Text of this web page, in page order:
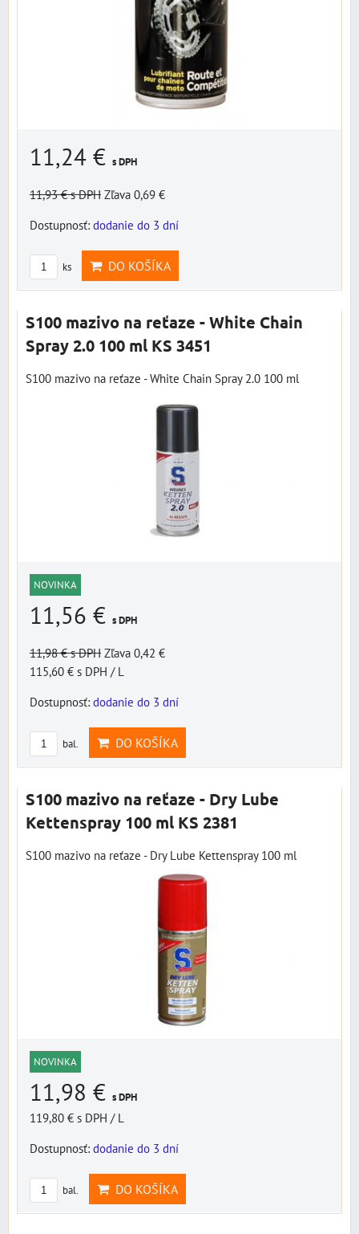
11,24 € s DPH
11,93 €s DPH Zľava 0,69 €
Dostupnosť: dodanie do 3 dní
ks DO KOŠÍKA
S100 mazivo na reťaze - White Chain
Spray 2.0 100 ml KS 3451
S100 mazivo na reťaze - White Chain Spray 2.0 100 ml
NOVINKA
11,56 € s DPH
11,98 €s DPH Zľava 0,42 €
115,60 € s DPH / L
Dostupnosť: dodanie do 3 dní
bal. DO KOŠÍKA
S100 mazivo na reťaze - Dry Lube
Kettenspray 100 ml KS 2381
S100 mazivo na reťaze - Dry Lube Kettenspray 100 ml
NOVINKA
11,98 € s DPH
119,80 € s DPH / L
Dostupnosť: dodanie do 3 dní
bal. DO KOŠÍKA